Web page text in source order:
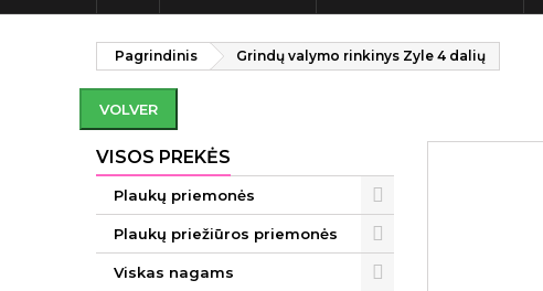
Pagrindinis Grindų valymo rinkinys Zyle 4 dalių
VOLVER
VISOS PREKĖS
Plaukų priemonės
Plaukų priežiūros priemonės
Viskas nagams